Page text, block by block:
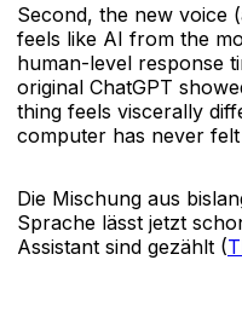
Second, the new voice
feels like AI from the
human-level response
original ChatGPT
thing feels viscerally
computer has never
Die Mischung aus
Sprache lässt jetzt
Assistant sind gezählt (